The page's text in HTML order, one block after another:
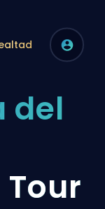
del